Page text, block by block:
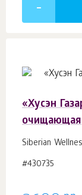
«Хусэн
очищающая
Siberian
#430735